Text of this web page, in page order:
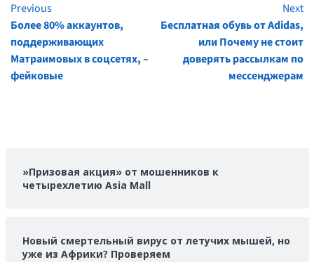
Continue
Reading
Previous
Более 80% аккаунтов,
поддерживающих
Матраимовых в соцсетях, –
фейковые
Next
Бесплатная обувь от Adidas,
или Почему не стоит
доверять рассылкам по
мессенджерам
»Призовая акция» от мошенников к
четырехлетию Asia Mall
Новый смертельный вирус от летучих мышей, но
уже из Африки? Проверяем